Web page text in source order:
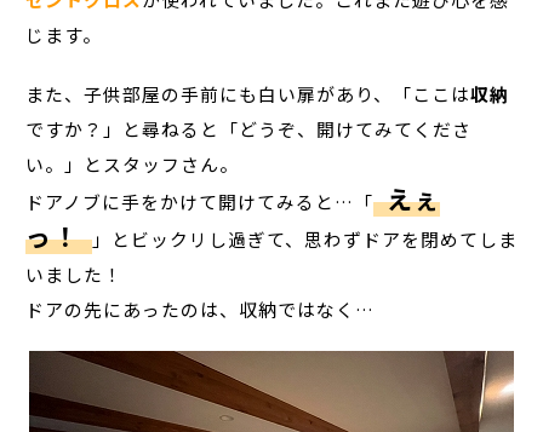
じます。
また、子供部屋の手前にも白い扉があり、「ここは収納
ですか？」と尋ねると「どうぞ、開けてみてくださ
い。」とスタッフさん。
ドアノブに手をかけて開けてみると… 「 えぇ
っ！ 」
とビックリし過ぎて、思わずドアを閉めてしま
いました！
ドアの先にあったのは、収納ではなく…